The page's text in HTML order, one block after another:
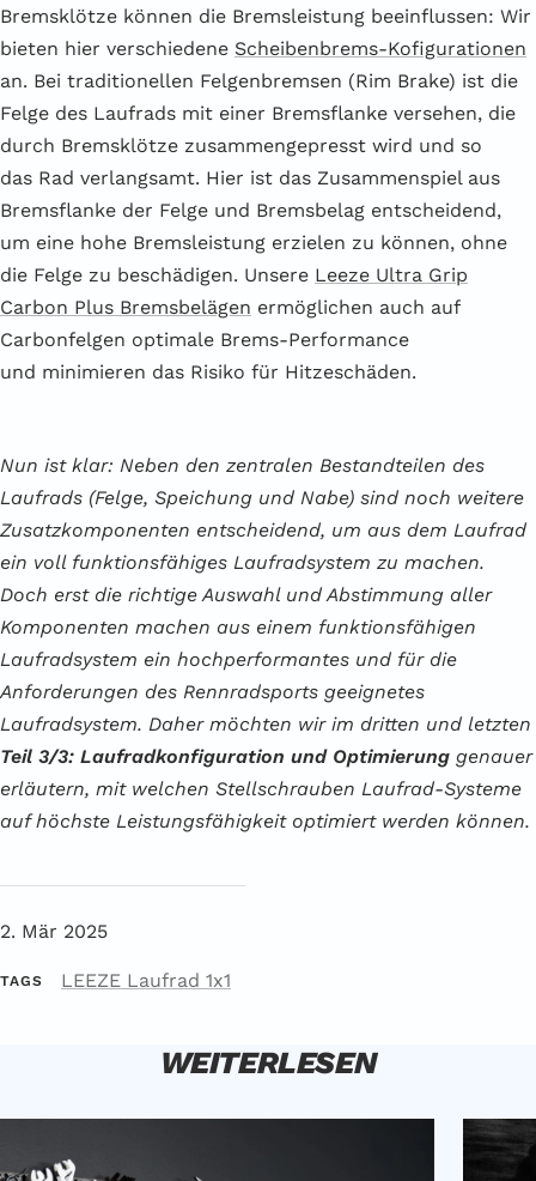
2. Mär 2025
TAGS LEEZE Laufrad 1x1
Bremsklötze können die Bremsleistung beeinflussen: Wir
bieten hier verschiedene Scheibenbrems-Kofigurationen
an. Bei traditionellen Felgenbremsen (Rim Brake) ist die
Felge des Laufrads mit einer Bremsflanke versehen, die
durch Bremsklötze zusammengepresst wird und so
das Rad verlangsamt. Hier ist das Zusammenspiel aus
Bremsflanke der Felge und Bremsbelag entscheidend,
um eine hohe Bremsleistung erzielen zu können, ohne
die Felge zu beschädigen. Unsere Leeze Ultra Grip
Carbon Plus Bremsbelägen ermöglichen auch auf
Carbonfelgen optimale Brems-Performance
und minimieren das Risiko für Hitzeschäden.
Nun ist klar: Neben den zentralen Bestandteilen des
Laufrads (Felge, Speichung und Nabe) sind noch weitere
Zusatzkomponenten entscheidend, um aus dem Laufrad
ein voll funktionsfähiges Laufradsystem zu machen.
Doch erst die richtige Auswahl und Abstimmung aller
Komponenten machen aus einem funktionsfähigen
Laufradsystem ein hochperformantes und für die
Anforderungen des Rennradsports geeignetes
Laufradsystem. Daher möchten wir im dritten und letzten
Teil 3/3: Laufradkonfiguration und Optimierung genauer
erläutern, mit welchen Stellschrauben Laufrad-Systeme
auf höchste Leistungsfähigkeit optimiert werden können.
WEITERLESEN